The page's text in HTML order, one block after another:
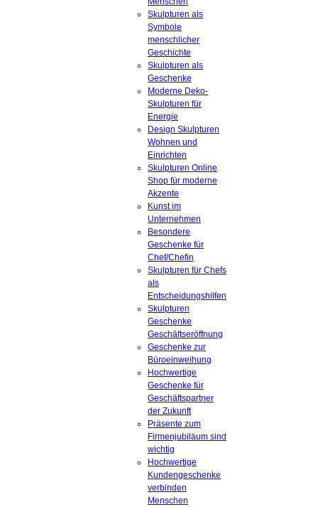
Skulpturen als
Symbole
menschlicher
Geschichte
Skulpturen als
Geschenke
Moderne Deko-
Skulpturen für
Energie
Design Skulpturen
Wohnen und
Einrichten
Skulpturen Online
Shop für moderne
Akzente
Kunst im
Unternehmen
Besondere
Geschenke für
Chef/Chefin
Skulpturen für Chefs
als
Entscheidungshilfen
Skulpturen
Geschenke
Geschäftseröffnung
Geschenke zur
Büroeinweihung
Hochwertige
Geschenke für
Geschäftspartner
der Zukunft
Präsente zum
Firmenjubiläum sind
wichtig
Hochwertige
Kundengeschenke
verbinden
Menschen